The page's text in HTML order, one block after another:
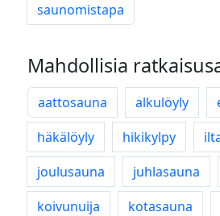
saunomistapa
Mahdollisia
aattosauna alkulöyly
häkälöyly
hikikylpy
joulusauna
juhlasauna
koivunuija
kotasauna